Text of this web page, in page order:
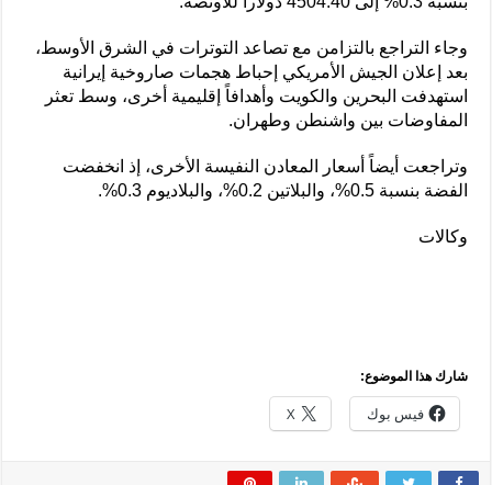
وجاء التراجع بالتزامن مع تصاعد التوترات في الشرق الأوسط،
بعد إعلان الجيش الأمريكي إحباط هجمات صاروخية إيرانية
استهدفت البحرين والكويت وأهدافاً إقليمية أخرى، وسط تعثر
المفاوضات بين واشنطن وطهران.
وتراجعت أيضاً أسعار المعادن النفيسة الأخرى، إذ انخفضت
الفضة بنسبة 0.5%، والبلاتين 0.2%، والبلاديوم 0.3%.
وكالات
شارك هذا الموضوع:
فيس بوك X